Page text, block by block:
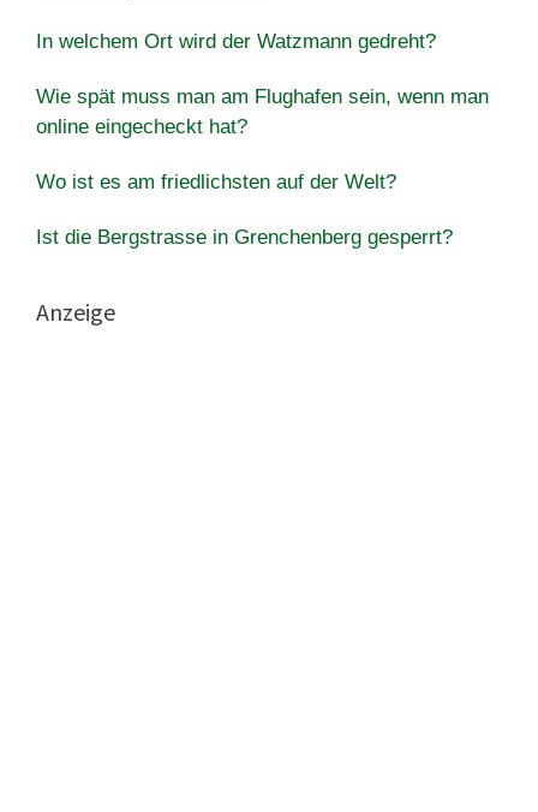
In welchem Ort wird der Watzmann gedreht?
Wie spät muss man am Flughafen sein, wenn man
online eingecheckt hat?
Wo ist es am friedlichsten auf der Welt?
Ist die Bergstrasse in Grenchenberg gesperrt?
Anzeige